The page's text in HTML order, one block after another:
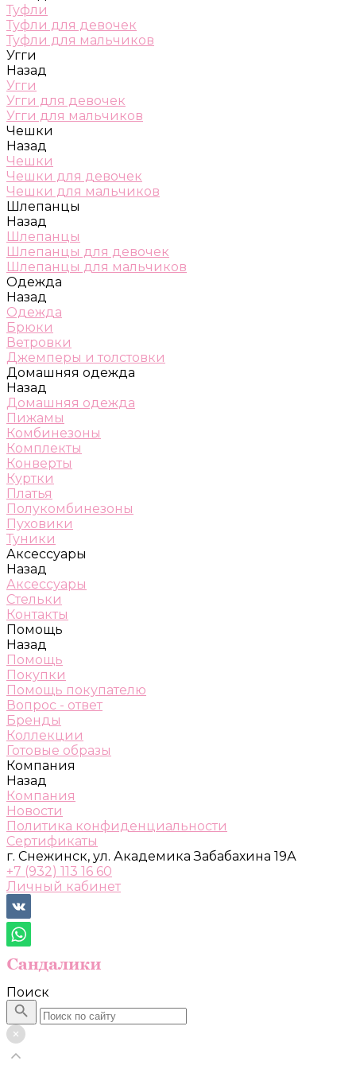
Туфли
Туфли для девочек
Туфли для мальчиков
Угги
Назад
Угги
Угги для девочек
Угги для мальчиков
Чешки
Назад
Чешки
Чешки для девочек
Чешки для мальчиков
Шлепанцы
Назад
Шлепанцы
Шлепанцы для девочек
Шлепанцы для мальчиков
Одежда
Назад
Одежда
Брюки
Ветровки
Джемперы и толстовки
Домашняя одежда
Назад
Домашняя одежда
Пижамы
Комбинезоны
Комплекты
Конверты
Куртки
Платья
Полукомбинезоны
Пуховики
Туники
Аксессуары
Назад
Аксессуары
Стельки
Контакты
Помощь
Назад
Помощь
Покупки
Помощь покупателю
Вопрос - ответ
Бренды
Коллекции
Готовые образы
Компания
Назад
Компания
Новости
Политика конфиденциальности
Сертификаты
г. Снежинск, ул. Академика Забабахина 19А
+7 (932) 113 16 60
Личный кабинет
Поиск